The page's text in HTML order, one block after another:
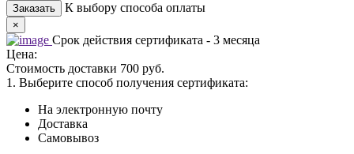
К выбору способа оплаты
×
Срок действия сертификата - 3 месяца
Цена:
Стоимость доставки 700 руб.
1. Выберите способ получения сертификата:
На электронную почту
Доставка
Самовывоз